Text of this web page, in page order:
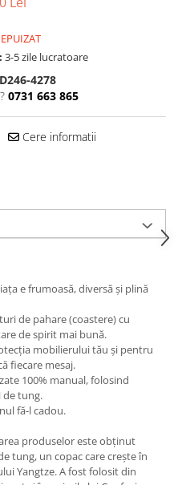
3-5 zile lucratoare
4278
0731 663 865
Cere informatii
e frumoasă, diversă și plină
de pahare (coastere) cu
de spirit mai bună.
mobilierului tău și pentru
fiecare mesaj.
100% manual, folosind
de tung.
fă-l cadou.
produselor este obținut
tung, un copac care crește în
Yangtze. A fost folosit din